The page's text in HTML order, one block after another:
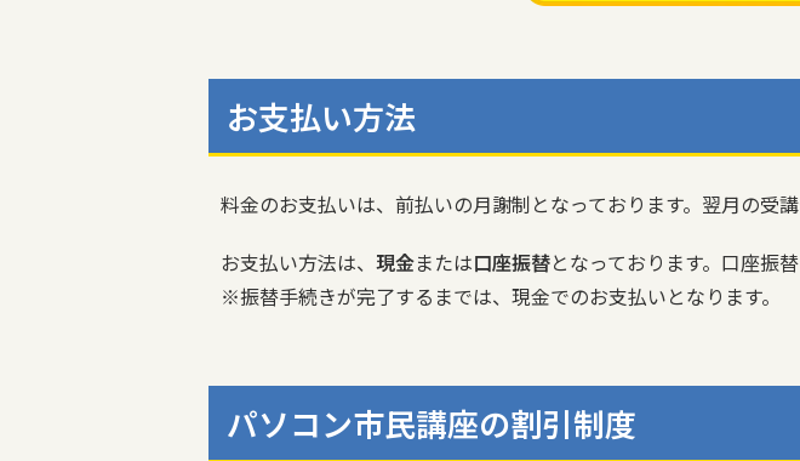
お支払い方法
料金のお支払いは、前払いの月謝制となっております。翌月の受
お支払い方法は、 現金または口座振替となっております。口座振
※振替手続きが完了するまでは、現金でのお支払いとなります。
パソコン市民講座の割引制度